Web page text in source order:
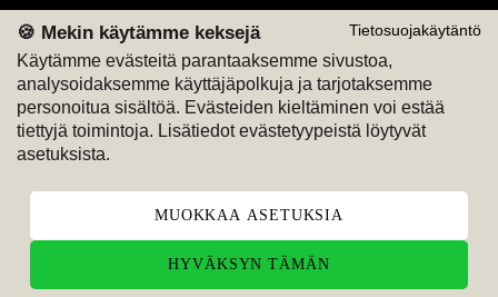
Tietosuojakäytäntö
🍪 Mekin käytämme keksejä
Käytämme evästeitä parantaaksemme sivustoa,
analysoidaksemme käyttäjäpolkuja ja tarjotaksemme
personoitua sisältöä. Evästeiden kieltäminen voi estää
tiettyjä toimintoja. Lisätiedot evästetyypeistä löytyvät
asetuksista.
MUOKKAA ASETUKSIA
HYVÄKSYN TÄMÄN
Maksutavat
M
Seuraa meitä